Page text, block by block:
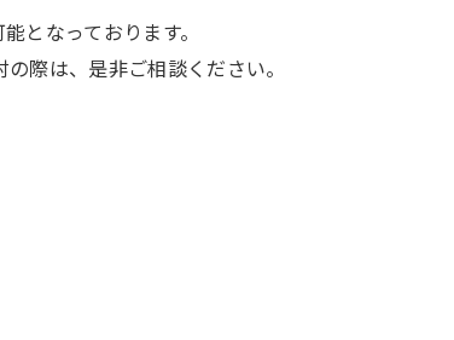
となっております。
際は、是非ご相談ください。